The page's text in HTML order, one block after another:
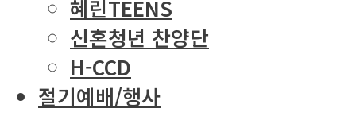
혜린TEENS
신혼청년 찬양단
H-CCD
절기예배/행사